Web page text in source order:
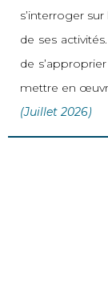
s’interroger
de ses
de
mettre en
(Juillet 2026)